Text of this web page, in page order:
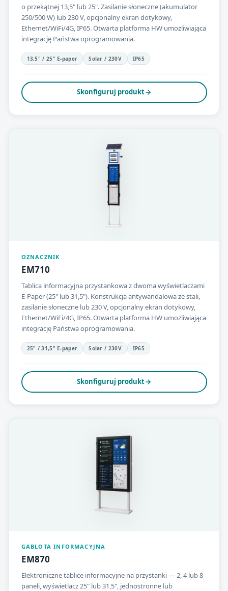
o przekątnej 13,5" lub 25". Zasilanie słoneczne (akumulator
250/500 W) lub 230 V, opcjonalny ekran dotykowy,
Ethernet/WiFi/4G, IP65. Otwarta platforma HW umożliwiająca
integrację Państwa oprogramowania.
13,5" / 25" E-paper Solar / 230V IP65
Skonfiguruj produkt
OZNACZNIK
EM710
Tablica informacyjna przystankowa z dwoma wyświetlaczami
E-Paper (25" lub 31,5"). Konstrukcja antywandalowa ze stali,
zasilanie słoneczne lub 230 V, opcjonalny ekran dotykowy,
Ethernet/WiFi/4G, IP65. Otwarta platforma HW umożliwiająca
integrację Państwa oprogramowania.
25" / 31,5" E-paper Solar / 230V IP65
Skonfiguruj produkt
GABLOTA INFORMACYJNA
EM870
Elektroniczne tablice informacyjne na przystanki — 2, 4 lub 8
paneli, wyświetlacz 25" lub 31,5", jednostronne lub